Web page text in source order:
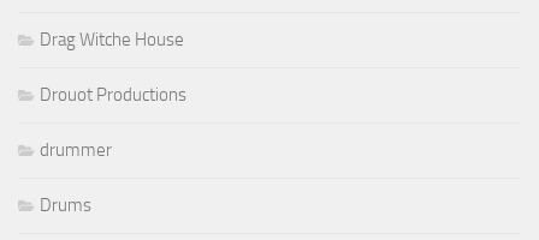
Drag Witche House
Drouot Productions
drummer
Drums